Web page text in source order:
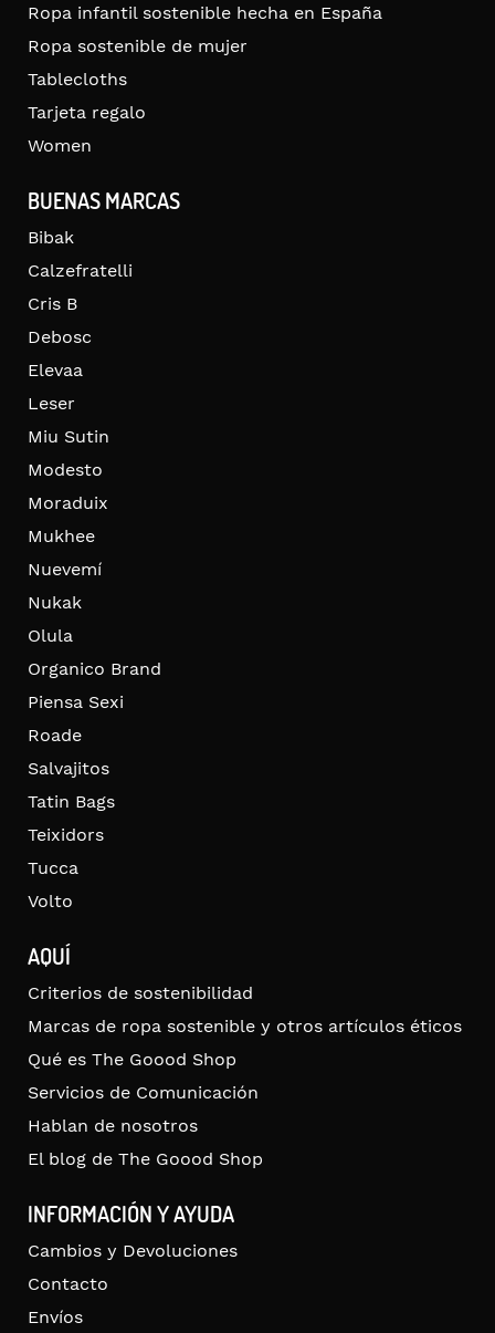
Ropa infantil sostenible hecha en España
Ropa sostenible de mujer
Tablecloths
Tarjeta regalo
Women
BUENAS MARCAS
Bibak
Calzefratelli
Cris B
Debosc
Elevaa
Leser
Miu Sutin
Modesto
Moraduix
Mukhee
Nuevemí
Nukak
Olula
Organico Brand
Piensa Sexi
Roade
Salvajitos
Tatin Bags
Teixidors
Tucca
Volto
AQUÍ
Criterios de sostenibilidad
Marcas de ropa sostenible y otros artículos éticos
Qué es The Goood Shop
Servicios de Comunicación
Hablan de nosotros
El blog de The Goood Shop
INFORMACIÓN Y AYUDA
Cambios y Devoluciones
Contacto
Envíos